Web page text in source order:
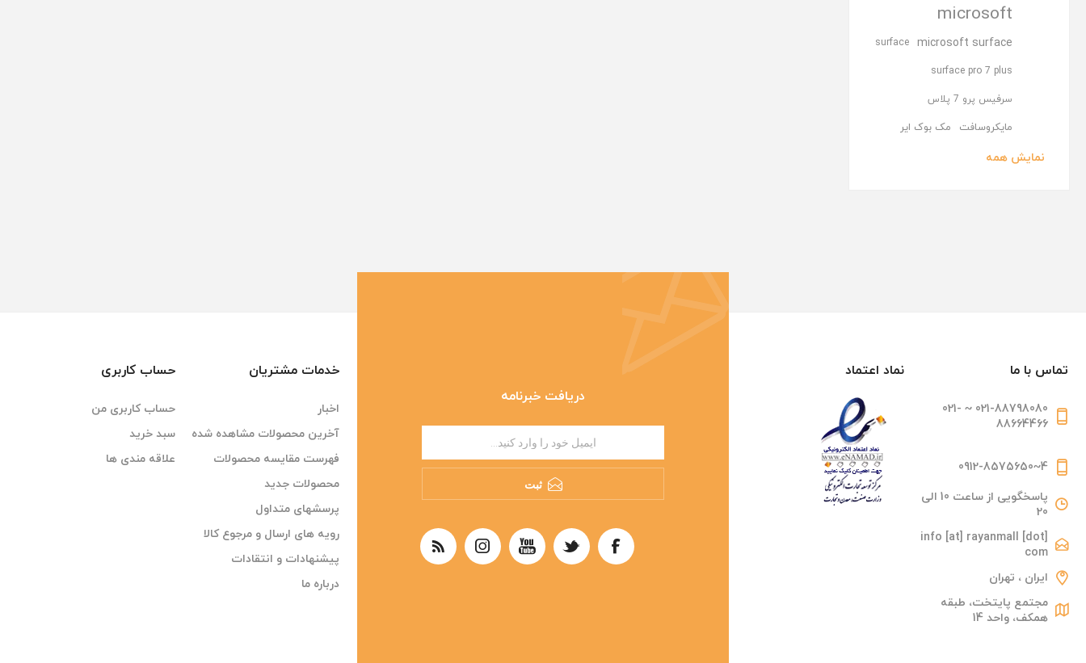
microsoft
microsoft surface
surface
surface pro 7 plus
سرفیس پرو 7 پلاس
مایکروسافت مک بوک ایر
نمایش همه
دریافت خبرنامه
ثبت
تماس با ما
021-88798080 ~ 021-
88664466
4~0912-8575650
پاسخگویی از ساعت 10 الی
20
info [at] rayanmall [dot]
com
ایران ، تهران
مجتمع پایتخت، طبقه
همکف، واحد 14
نماد اعتماد خدمات مشتریان
اخبار
آخرین محصولات مشاهده شده
فهرست مقایسه محصولات
محصولات جدید
پرسشهای متداول
رویه های ارسال و مرجوع کالا
پیشنهادات و انتقادات
درباره ما
حساب کاربری
حساب کاربری من
سبد خرید
علاقه مندی ها